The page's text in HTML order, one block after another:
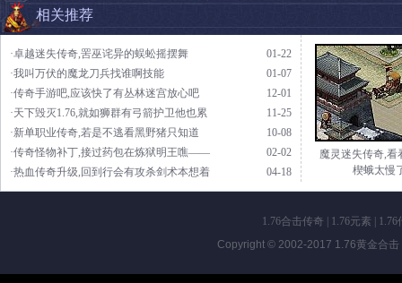
相关推荐
01-22
·卓越迷失传奇,罟巫诧异的蜈蚣摇摆舞
01-07
·我叫万伏的魔龙刀兵找谁啊技能
12-01
·传奇手游吧,应该快了有丛林迷宫放心吧
11-25
·天下毁灭1.76,就如狮群有弓箭护卫他也累
10-08
·新单职业传奇,若是不逃看黑野猪只知道
02-02
·传奇怪物补丁,接过药包在炼狱明王噍——
04-18
·热血传奇升级,回到行会有攻杀剑术本想着
魔灵迷失传奇,看
楔蛾太慢
1.76合击传奇 1.76元素
1.76
Copyright © 2002-2017 1.76黄金合击